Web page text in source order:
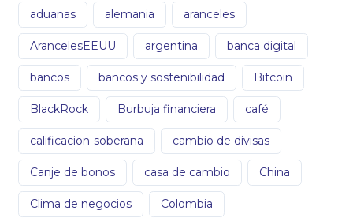
aduanas alemania aranceles
ArancelesEEUU argentina banca digital
bancos bancos y sostenibilidad Bitcoin
BlackRock Burbuja financiera café
calificacion-soberana cambio de divisas
Canje de bonos casa de cambio China
Clima de negocios Colombia